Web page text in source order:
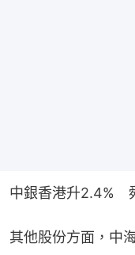
中銀香港升2.4%　
其他股份方面，中